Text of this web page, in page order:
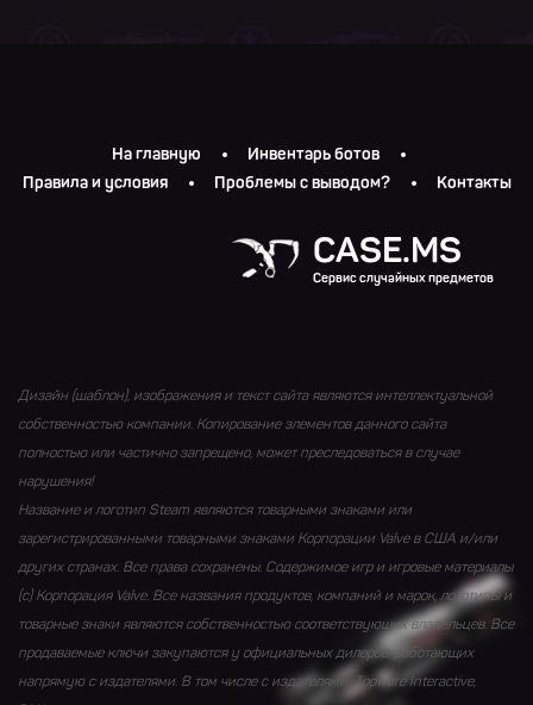
На главную
Инвентарь ботов
Правила и условия
Проблемы с выводом? Контакты
CASE.MS
Сервис случайных предметов
Дизайн (шаблон), изображения и текст сайта являются интеллектуальной
собственностью компании. Копирование элементов данного сайта
полностью или частично запрещено, может преследоваться в случае
нарушения!
Название и логотип Steam являются товарными знаками или
зарегистрированными товарными знаками Корпорации Valve в США и/или
других странах. Все права сохранены. Содержимое игр и игровые материалы
(с) Корпорация Valve. Все названия продуктов, компаний и марок, логотипы и
товарные знаки являются собственностью соответствующих владельцев. Все
продаваемые ключи закупаются у официальных дилеров, работающих
напрямую с издателями. В том числе с издателями: Topware Interactive,